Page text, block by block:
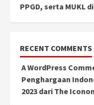
PPGD, serta MUKL
RECENT COMMENTS
A WordPress
Penghargaan
2023 dari The